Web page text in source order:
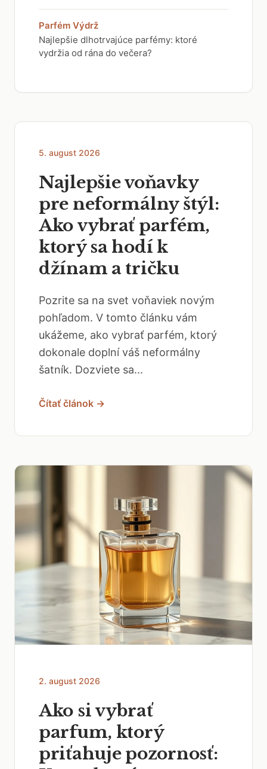
Parfém Výdrž
Najlepšie dlhotrvajúce parfémy: ktoré
vydržia od rána do večera?
5. august 2026
Najlepšie voňavky
pre neformálny štýl:
Ako vybrať parfém,
ktorý sa hodí k
džínam a tričku
Pozrite sa na svet voňaviek novým
pohľadom. V tomto článku vám
ukážeme, ako vybrať parfém, ktorý
dokonale doplní váš neformálny
šatník. Dozviete sa...
Čítať článok →
2. august 2026
Ako si vybrať
parfum, ktorý
priťahuje pozornosť: